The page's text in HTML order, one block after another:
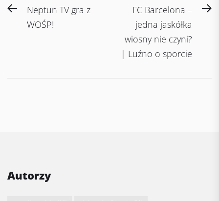
Post
navigation
PreviousNeptun TV gra z
WOŚP!
FC Barcelona –
jedna jaskółka
wiosny nie czyni?
| Luźno o sporcie
Autorzy